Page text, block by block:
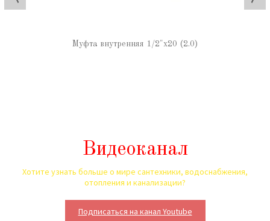
Муфта внутренняя 1/2"х20 (2.0)
Видеоканал
Хотите узнать больше о мире сантехники, водоснабжения,
отопления и канализации?
Подписаться на канал Youtube